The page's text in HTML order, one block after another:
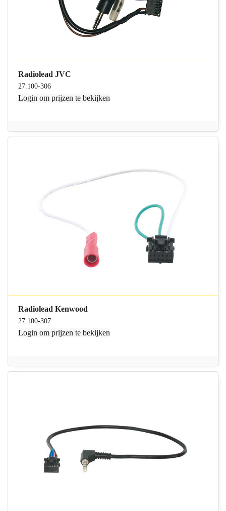
Radiolead JVC
27.100-306
Login om prijzen te bekijken
Radiolead Kenwood
27.100-307
Login om prijzen te bekijken